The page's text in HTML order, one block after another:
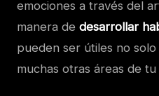
emociones a través del
manera de desarrollar
pueden ser útiles no
muchas otras áreas de tu